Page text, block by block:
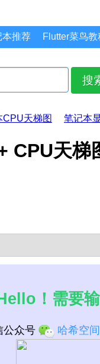
本推荐 Flutter菜鸟教
搜
CPU天梯图 笔记本
天梯
！需要
公众号 哈希空间